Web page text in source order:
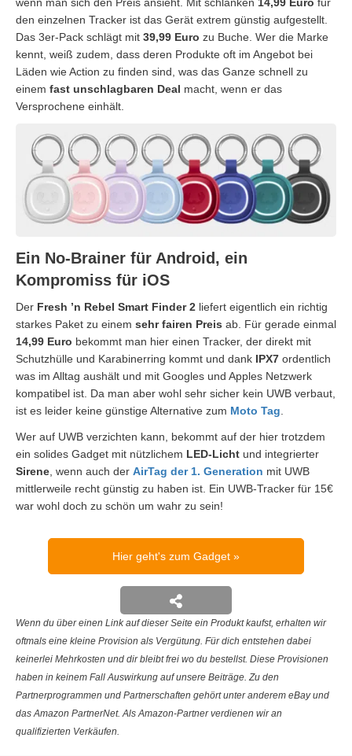
den einzelnen Tracker ist das Gerät extrem günstig aufgestellt.
Das 3er-Pack schlägt mit 39,99 Euro zu Buche. Wer die Marke
kennt, weiß zudem, dass deren Produkte oft im Angebot bei
Läden wie Action zu finden sind, was das Ganze schnell zu
einem fast unschlagbaren Deal macht, wenn er das
Versprochene einhält.
Ein No-Brainer für Android, ein
Kompromiss für iOS
Der Fresh ’n Rebel Smart Finder 2 liefert eigentlich ein richtig
starkes Paket zu einem sehr fairen Preis ab. Für gerade einmal
14,99 Euro bekommt man hier einen Tracker, der direkt mit
Schutzhülle und Karabinerring kommt und dank IPX7 ordentlich
was im Alltag aushält und mit Googles und Apples Netzwerk
kompatibel ist. Da man aber wohl sehr sicher kein UWB verbaut,
ist es leider keine günstige Alternative zum Moto Tag
Wer auf UWB verzichten kann, bekommt auf der hier trotzdem
ein solides Gadget mit nützlichem LED-Licht und integrierter
Sirene , wenn auch der AirTag der 1. Generation mit UWB
mittlerweile recht günstig zu haben ist. Ein UWB-Tracker für 15€
war wohl doch zu schön um wahr zu sein!
Hier geht's zum Gadget
Wenn du über einen Link auf dieser Seite ein Produkt kaufst, erhalten wir
oftmals eine kleine Provision als Vergütung. Für dich entstehen dabei
keinerlei Mehrkosten und dir bleibt frei wo du bestellst. Diese Provisionen
haben in keinem Fall Auswirkung auf unsere Beiträge. Zu den
Partnerprogrammen und Partnerschaften gehört unter anderem eBay und
das Amazon PartnerNet. Als Amazon-Partner verdienen wir an
qualifizierten Verkäufen.